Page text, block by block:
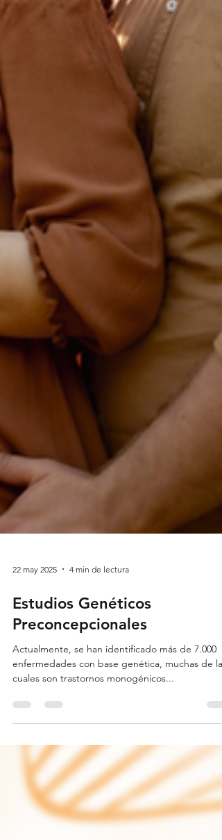
22 may 2025 4 min de lectura
Estudios Genéticos
Preconcepcionales
Actualmente, se han identificado más de 7.000
cuales son trastornos monogénicos...